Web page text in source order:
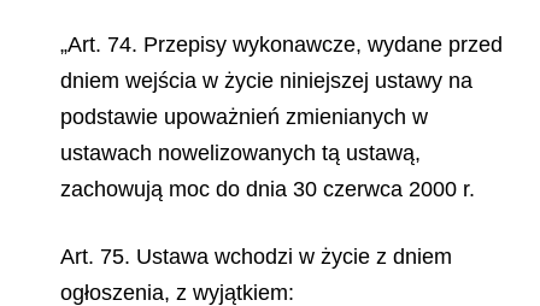
„Art. 74. Przepisy wykonawcze, wydane przed
dniem wejścia w życie niniejszej ustawy na
podstawie upoważnień zmienianych w
ustawach nowelizowanych tą ustawą,
zachowują moc do dnia 30 czerwca 2000 r.
Art. 75. Ustawa wchodzi w życie z dniem
ogłoszenia, z wyjątkiem: